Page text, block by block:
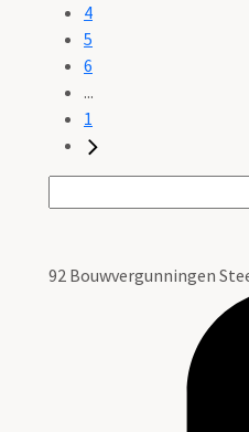
4
5
6
...
1
92 Bouwvergunningen